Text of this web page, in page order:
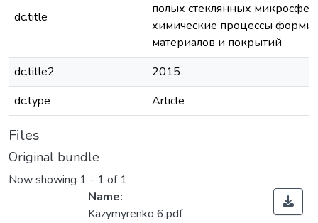
dc.title
полых стеклянных
химические процессы
материалов и покрытий
dc.title2
2015
dc.type
Article
Files
Original bundle
Now showing 1 - 1 of 1
Name:
Kazymyrenko 6.pdf